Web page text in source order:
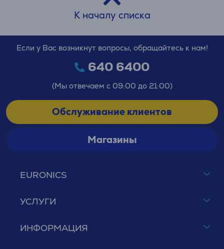
К началу списка
EURONICS
УСЛУГИ
ИНФОРМАЦИЯ
Если у Вас возникнут вопросы, обращайтесь к нам!
640 6400
(Мы отвечаем с 09:00 до 21:00)
Обслуживание клиентов
Магазины